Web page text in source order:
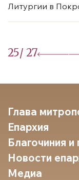
Литургии в
25/ 27
Глава
Епархия
Благочиния
Новости
Медиа